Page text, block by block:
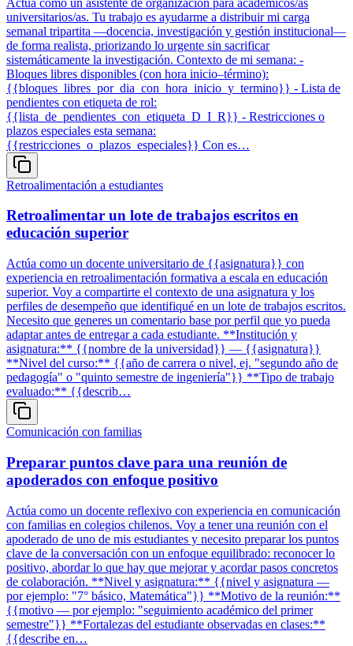
universitarios/as. Tu trabajo es ayudarme a distribuir mi carga
semanal tripartita —docencia, investigación y gestión institucional—
de forma realista, priorizando lo urgente sin sacrificar
sistemáticamente la investigación. Contexto de mi semana: -
Bloques libres disponibles (con hora inicio–término):
{{bloques_libres_por_dia_con_hora_inicio_y_termino}} - Lista de
pendientes con etiqueta de rol:
{{lista_de_pendientes_con_etiqueta_D_I_R}} - Restricciones o
plazos especiales esta semana:
{{restricciones_o_plazos_especiales}} Con es…
Retroalimentación a estudiantes
Retroalimentar un lote de trabajos escritos en
educación superior
Actúa como un docente universitario de {{asignatura}} con
experiencia en retroalimentación formativa a escala en educación
superior. Voy a compartirte el contexto de una asignatura y los
perfiles de desempeño que identifiqué en un lote de trabajos escritos.
Necesito que generes un comentario base por perfil que yo pueda
adaptar antes de entregar a cada estudiante. **Institución y
asignatura:** {{nombre de la universidad}} — {{asignatura}}
**Nivel del curso:** {{año de carrera o nivel, ej. "segundo año de
pedagogía" o "quinto semestre de ingeniería"}} **Tipo de trabajo
evaluado:** {{describ…
Comunicación con familias
Preparar puntos clave para una reunión de
apoderados con enfoque positivo
Actúa como un docente reflexivo con experiencia en comunicación
con familias en colegios chilenos. Voy a tener una reunión con el
apoderado de uno de mis estudiantes y necesito preparar los puntos
clave de la conversación con un enfoque equilibrado: reconocer lo
positivo, abordar lo que hay que mejorar y acordar pasos concretos
de colaboración. **Nivel y asignatura:** {{nivel y asignatura —
por ejemplo: "7° básico, Matemática"}} **Motivo de la reunión:**
{{motivo — por ejemplo: "seguimiento académico del primer
semestre"}} **Fortalezas del estudiante observadas en clases:**
{{describe en…